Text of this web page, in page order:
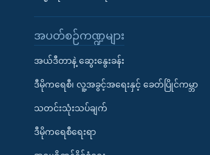
အပတ်စဉ်ကဏ္ဍများ
အယ်ဒီတာနဲ့ ဆွေးနွေးခန်း
ဒီမိုကရေစီ၊ လူ့အခွင့်အရေးနှင့် ခေတ်ပြိုင်ကမ္ဘာ
သတင်းသုံးသပ်ချက်
ဒီမိုကရေစီရေးရာ